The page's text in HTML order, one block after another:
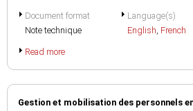
Document format
Note technique
Language(s)
English, French
Read more
Gestion et mobilisation des personnels